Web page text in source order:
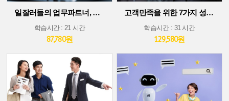
일잘러들의 업무파트너, ChatGPT 스마트하게 일하라!
학습시간 : 21 시간
87,780원
고객만족을 위한 7가지 성공 가이드
학습시간 : 31 시간
129,580원